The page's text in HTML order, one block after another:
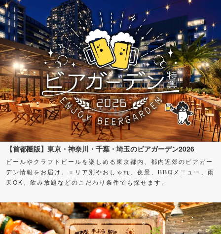
【首都圏版】東京・神奈川・千葉・埼玉のビアガーデン2026
ビールやクラフトビールを楽しめる東京都内、都内近郊のビアガー
デン情報をお届け。エリア別やおしゃれ、夜景、BBQメニュー、雨
天OK、飲み放題などのこだわり条件でも探せます。